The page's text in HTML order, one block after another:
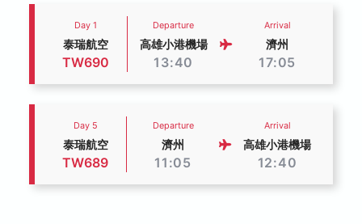
Day 1
泰瑞航空
TW690
Departure
高雄小港機場
13:40
Arrival
濟州
17:05
Day 5
泰瑞航空
TW689
Departure
濟州
11:05
Arrival
高雄小港機場
12:40